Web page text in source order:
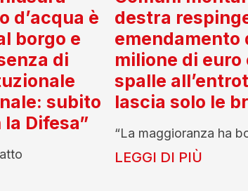
d’acqua è
borgo e
di
subito
Difesa”
destra
emendamento
milione di euro
spalle
lascia solo le
“La maggioranza ha
LEGGI DI PIÙ